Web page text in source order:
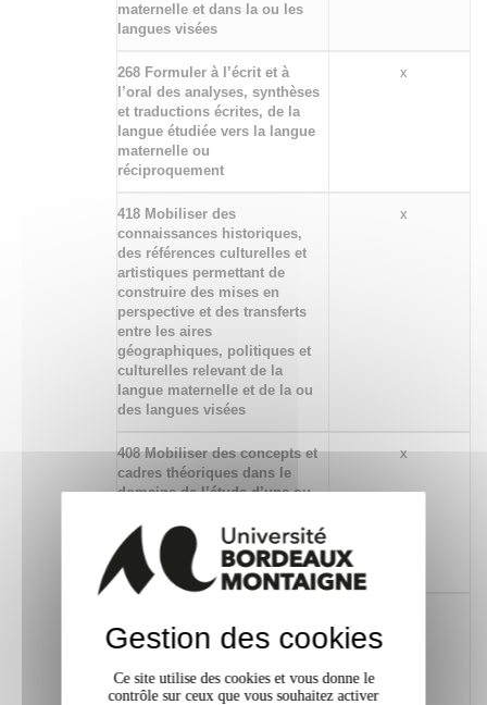
maternelle et dans la ou les
langues visées
268 Formuler à l’écrit et à
l’oral des analyses, synthèses
et traductions écrites, de la
langue étudiée vers la langue
maternelle ou
réciproquement
x
418 Mobiliser des
connaissances historiques,
des références culturelles et
artistiques permettant de
construire des mises en
perspective et des transferts
entre les aires
géographiques, politiques et
culturelles relevant de la
langue maternelle et de la ou
des langues visées
x
408 Mobiliser des concepts et
cadres théoriques dans le
domaine de l’étude d’une ou
étrangères en lien avec les
aires socio-culturelles
correspondantes
x
productions d’une aire
linguistique et culturelle
donnée à différentes époques
ou de ces productions avec
Gestion des cookies
Ce site utilise des cookies et vous donne le
contrôle sur ceux que vous souhaitez activer